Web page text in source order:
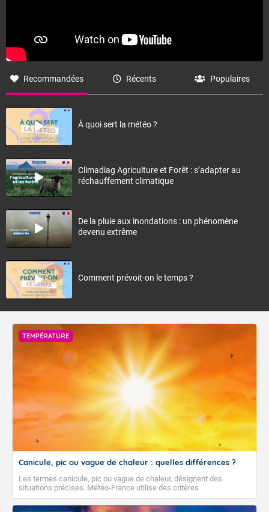
Recommandées Récents Populaires
À quoi sert la météo ?
Climadiag Agriculture et Forêt : s’adapter au
réchauffement climatique
De la pluie aux inondations : un phénomène
devenu extrême
Comment prévoit-on le temps ?
TEMPÉRATURE
Canicule, pic ou vague de chaleur : quelles différences ?
Les termes canicule, pic ou vague de chaleur, désignent des
situations précises. Météo-France utilise des critères
climatologiques pour évaluer et qualifier les épisodes de chaleur qui
peuvent avoir des impacts sanitaires et socio-économiques